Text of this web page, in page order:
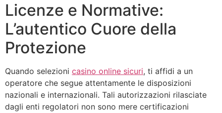
Licenze e Normative:
L’autentico Cuore della
Protezione
Quando selezioni casino online sicuri, ti affidi a un
operatore che segue attentamente le disposizioni
nazionali e internazionali. Tali autorizzazioni rilasciate
dagli enti regolatori non sono mere certificazioni